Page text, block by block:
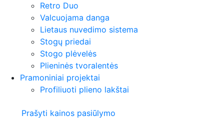
Retro Duo
Valcuojama danga
Lietaus nuvedimo sistema
Stogų priedai
Stogo plėvelės
Plieninės tvoralentės
Pramoniniai projektai
Profiliuoti plieno lakštai
Prašyti kainos pasiūlymo